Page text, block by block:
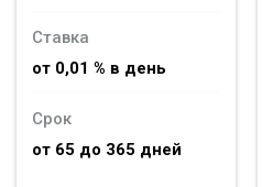
Ставка
от 0,01 % в день
Срок
от 65 до 365 дней